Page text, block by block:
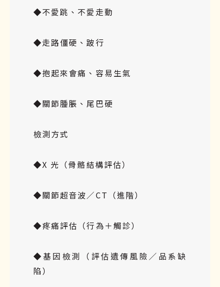
◆不愛跳、不愛走動
◆走路僵硬、跛行
◆抱起來會痛、容易生氣
◆關節腫脹、尾巴硬
檢測方式
◆X 光（骨骼結構評估）
◆關節超音波／CT（進階）
◆疼痛評估（行為＋觸診）
◆基因檢測（評估遺傳風險／品系缺
陷）